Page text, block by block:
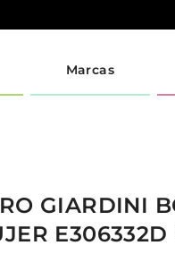
Marcas
GIARDINI
E306332D